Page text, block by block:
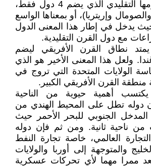
عن المنطقة بمفهومها التقليدي الذي يضم 4 دول فقط،
وإريتريا)، أو بمعناها الواسع
يدخل في إطار هذا المعنى الدول
مع دول القرن التقليدية.
نطاق القرن الأفريقي ليضم
ولعل هذا المعنى الأخير هو الذي
الولايات المتحدة التي تروج في
منطقة القرن الأفريقي الكبير.
يكتسب أهمية حيوية من الناحية
دوله تطل على المحيط الهندي من
الجنوبي للبحر الأحمر حيث
ناحية ثانية. ومن ثم فإن دوله
العالمي، خاصة تجارة النفط
والمتوجهة إلى أوربا والولايات
تُعد ممرا مهما لأي تحركات عسكرية